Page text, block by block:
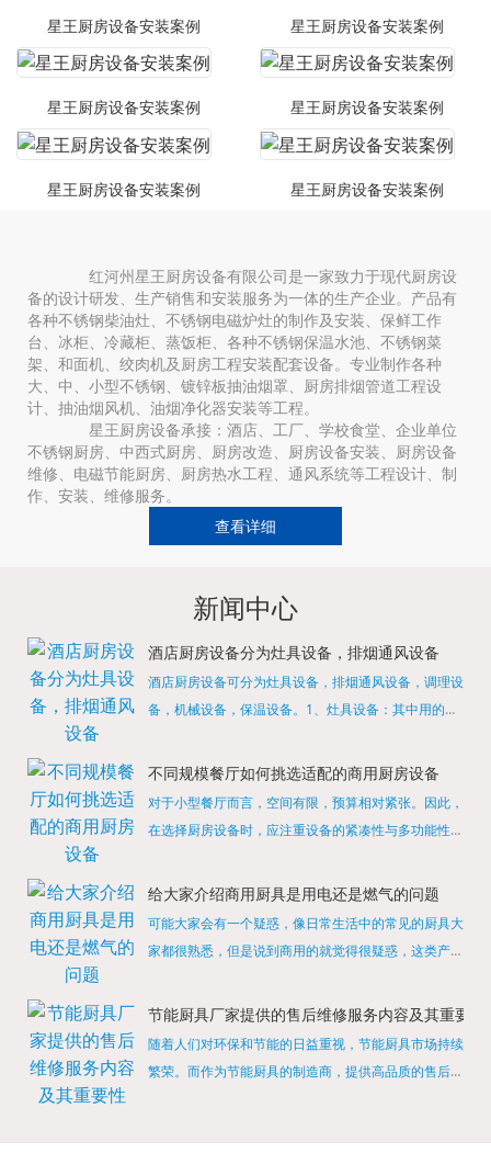
星王厨房设备安装案例 星王厨房设备安装案例
星王厨房设备安装案例 星王厨房设备安装案例
星王厨房设备安装案例 星王厨房设备安装案例
红河州星王厨房设备有限公司是一家致力于现代厨房设
备的设计研发、生产销售和安装服务为一体的生产企业。产品有
各种不锈钢柴油灶、不锈钢电磁炉灶的制作及安装、保鲜工作
台、冰柜、冷藏柜、蒸饭柜、各种不锈钢保温水池、不锈钢菜
架、和面机、绞肉机及厨房工程安装配套设备。专业制作各种
大、中、小型不锈钢、镀锌板抽油烟罩、厨房排烟管道工程设
计、抽油烟风机、油烟净化器安装等工程。
星王厨房设备承接：酒店、工厂、学校食堂、企业单位
不锈钢厨房、中西式厨房、厨房改造、厨房设备安装、厨房设备
维修、电磁节能厨房、厨房热水工程、通风系统等工程设计、制
作、安装、维修服务。
查看详细
新闻中心
酒店厨房设备分为灶具设备，排烟通风设备
酒店厨房设备可分为灶具设备，排烟通风设备，调理设
备，机械设备，保温设备。1、灶具设备：其中用的较
缺少的，经过相关检测证明的合格设备才能进行使用，
不同规模餐厅如何挑选适配的商用厨房设备
对于小型餐厅而言，空间有限，预算相对紧张。因此，
在选择厨房设备时，应注重设备的紧凑性与多功能性。
烹饪设备，既能节省空间，又能满足多样化的烹饪需
给大家介绍商用厨具是用电还是燃气的问题
可能大家会有一个疑惑，像日常生活中的常见的厨具大
家都很熟悉，但是说到商用的就觉得很疑惑，这类产品
店用的就是商用的吗?还真别说，真被大家猜对了，这
节能厨具厂家提供的售后维修服务内容及其重要性
随着人们对环保和节能的日益重视，节能厨具市场持续
繁荣。而作为节能厨具的制造商，提供高品质的售后维